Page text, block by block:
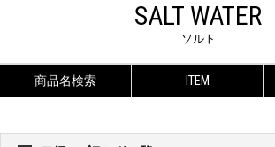
SALT WATER
ソルト
商品名検索 ITEM